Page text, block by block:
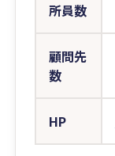
所員数
顧問先
数
HP